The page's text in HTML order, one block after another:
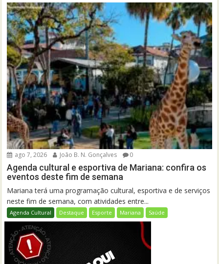
ago 7, 2026 João B. N. Gonçalves 0
Agenda cultural e esportiva de Mariana: confira os
eventos deste fim de semana
Mariana terá uma programação cultural, esportiva e de serviços
neste fim de semana, com atividades entre...
Agenda Cultural Destaque Esporte Mariana Saúde